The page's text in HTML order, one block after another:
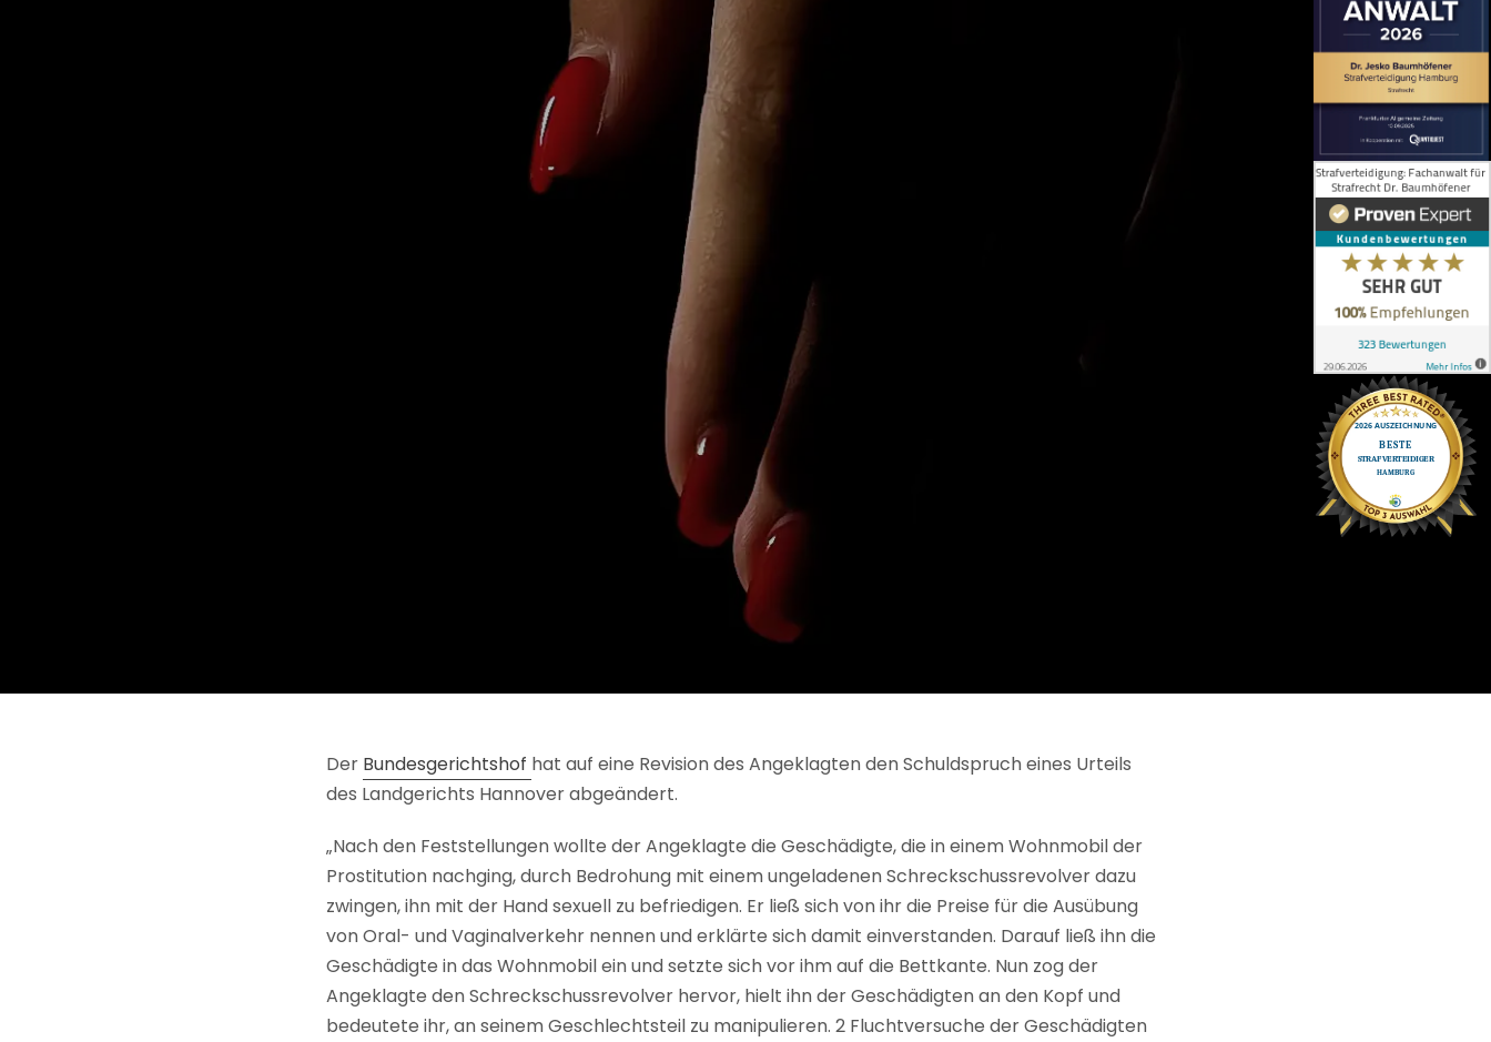
Der Bundesgerichtshof hat auf eine Revision des Angeklagten den Schuldspruch eines Urteils
des Landgerichts Hannover abgeändert.
„Nach den Feststellungen wollte der Angeklagte die Geschädigte, die in einem Wohnmobil der
Prostitution nachging, durch Bedrohung mit einem ungeladenen Schreckschussrevolver dazu
zwingen, ihn mit der Hand sexuell zu befriedigen. Er ließ sich von ihr die Preise für die Ausübung
von Oral- und Vaginalverkehr nennen und erklärte sich damit einverstanden. Darauf ließ ihn die
Geschädigte in das Wohnmobil ein und setzte sich vor ihm auf die Bettkante. Nun zog der
Angeklagte den Schreckschussrevolver hervor, hielt ihn der Geschädigten an den Kopf und
bedeutete ihr, an seinem Geschlechtsteil zu manipulieren. 2 Fluchtversuche der Geschädigten